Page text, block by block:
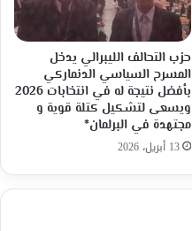
حزب التحالف الليبرالي يدخل
المسرح السياسي الدنماركي
بأفضل نتيجة له في انتخابات 2026
ويسعى لتشكيل كتلة قوية و
مجتهدة في البرلمان*
13 أبريل، 2026